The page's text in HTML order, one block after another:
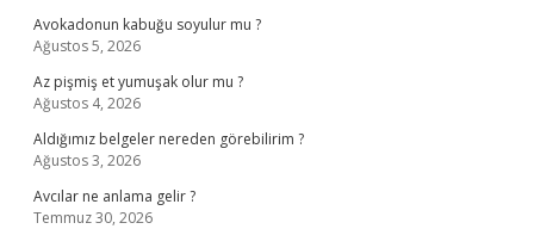
Avokadonun kabuğu soyulur mu ?
Ağustos 5, 2026
Az pişmiş et yumuşak olur mu ?
Ağustos 4, 2026
Aldığımız belgeler nereden görebilirim ?
Ağustos 3, 2026
Avcılar ne anlama gelir ?
Temmuz 30, 2026